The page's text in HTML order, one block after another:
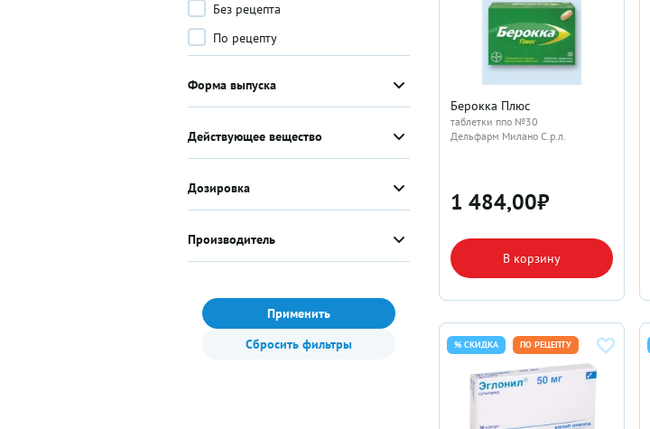
Без рецепта
По рецепту
Форма выпуска
Действующее вещество
Дозировка
Производитель
Применить
Сбросить фильтры
Берокка Плюс
таблетки ппо №30
Дельфарм Милано С.р.л.
1 484,00₽
В корзину
% СКИДКА ПО РЕЦЕПТУ